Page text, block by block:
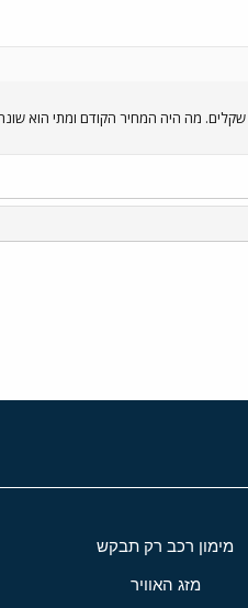
שאלה לירושלמים ביניכם או למי שיודע. מחירו של כרטיס חופשי חודשי בתוך
מימון רכב רק תבקש
מזג האוויר